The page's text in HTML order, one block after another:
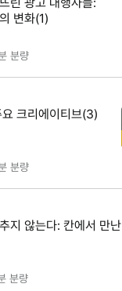
변화(1)
분량
크리에이티브(3)
분량
지 않는다: 칸에서 만난
분량